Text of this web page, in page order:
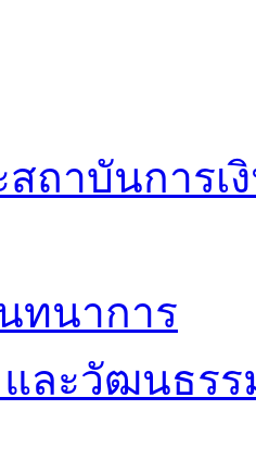
ถาบันการเ
ทนาการ
ละวัฒนธรร